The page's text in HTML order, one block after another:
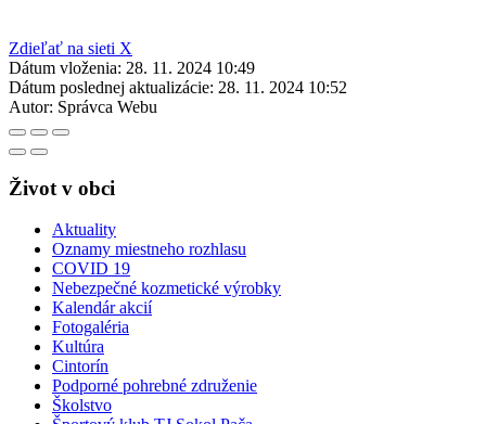
Zdieľať na sieti X
Dátum vloženia: 28. 11. 2024 10:49
Dátum poslednej aktualizácie: 28. 11. 2024 10:52
Autor: Správca Webu
Život v obci
Aktuality
Oznamy miestneho rozhlasu
COVID 19
Nebezpečné kozmetické výrobky
Kalendár akcií
Fotogaléria
Kultúra
Cintorín
Podporné pohrebné združenie
Školstvo